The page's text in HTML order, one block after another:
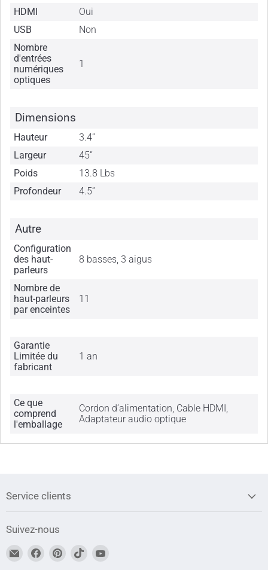
HDMI
Oui
USB
Non
Nombre
d'entrées
numériques
optiques
1
Dimensions
Hauteur
3.4”
Largeur
45”
Poids
13.8 Lbs
Profondeur
4.5”
Autre
Configuration
des haut-
parleurs
8 basses, 3 aigus
Nombre de
haut-parleurs
par enceintes
11
Garantie
Limitée du
fabricant
1 an
Ce que
comprend
l'emballage
Cordon d’alimentation, Cable HDMI,
Adaptateur audio optique
Service clients
Suivez-nous
Trouvez-Trouvez-Trouvez-Trouvez-